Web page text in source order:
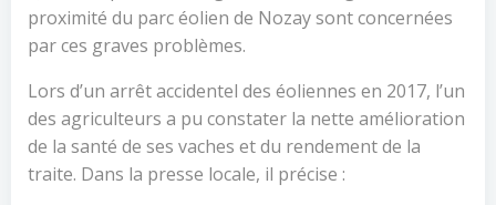
proximité du parc éolien de Nozay sont concernées
par ces graves problèmes.
Lors d’un arrêt accidentel des éoliennes en 2017, l’un
des agriculteurs a pu constater la nette amélioration
de la santé de ses vaches et du rendement de la
traite. Dans la presse locale, il précise :